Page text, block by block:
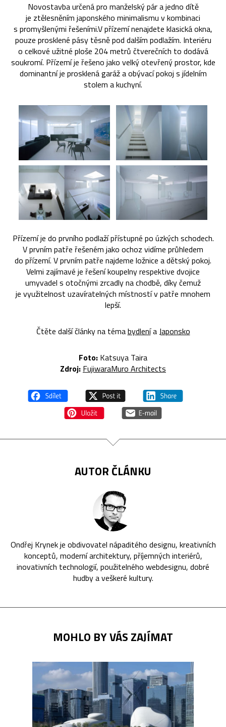
Novostavba určená pro manželský pár a jedno dítě
je ztělesněním japonského minimalismu v kombinaci
s promyšlenými řešeními.V přízemí nenajdete klasická okna,
pouze prosklené pásy těsně pod dalším podlažím. Interiéru
o celkové užitné ploše 204 metrů čtverečních to dodává
soukromí. Přízemí je řešeno jako velký otevřený prostor, kde
dominantní je prosklená garáž a obývací pokoj s jídelním
stolem a kuchyní.
Přízemí je do prvního podlaží přístupné po úzkých schodech.
V prvním patře řešeném jako ochoz vidíme průhledem
do přízemí. V prvním patře najdeme ložnice a dětský pokoj.
Velmi zajímavé je řešení koupelny respektive dvojice
umyvadel s otočnými zrcadly na chodbě, díky čemuž
je využitelnost uzavíratelných místností v patře mnohem
lepší.
Čtěte další články na témabydleníaJaponsko
Foto: Katsuya Taira
Zdroj: FujiwaraMuro Architects
AUTOR ČLÁNKU
Ondřej Krynek je obdivovatel nápaditého designu, kreativních
konceptů, moderní architektury, příjemných interiérů,
inovativních technologií, použitelného webdesignu, dobré
hudby a veškeré kultury.
MOHLO BY VÁS ZAJÍMAT